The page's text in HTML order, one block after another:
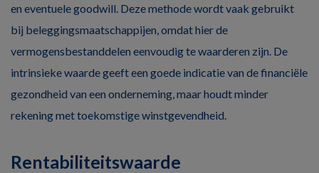
en eventuele goodwill. Deze methode wordt vaak gebruikt
bij beleggingsmaatschappijen, omdat hier de
vermogensbestanddelen eenvoudig te waarderen zijn. De
intrinsieke waarde geeft een goede indicatie van de financiële
gezondheid van een onderneming, maar houdt minder
rekening met toekomstige winstgevendheid.
Rentabiliteitswaarde